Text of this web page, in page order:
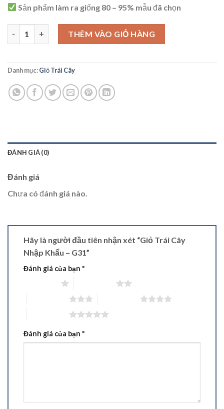
Sản phẩm làm ra giống 80 – 95% mẫu đã chọn
Giỏ Trái Cây Nhập Khẩu - G31 số lượng
THÊM VÀO GIỎ HÀNG
Danh mục:Giỏ Trái Cây
ĐÁNH GIÁ (0)
Đánh giá
Chưa có đánh giá nào.
Hãy là người đầu tiên nhận xét “Giỏ Trái Cây
Nhập Khẩu – G31”
Đánh giá của bạn *
Đánh giá của bạn *